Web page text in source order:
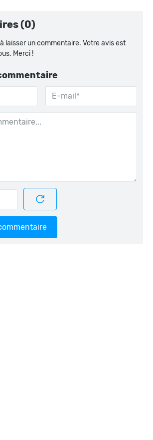
(0)
laisser un commentaire. Votre avis est
Merci !